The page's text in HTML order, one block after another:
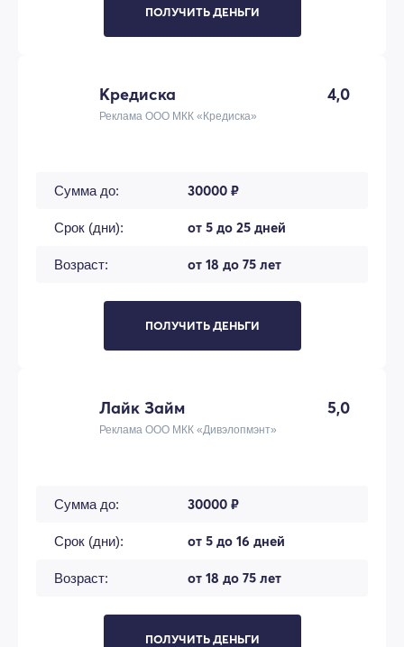
ПОЛУЧИТЬ ДЕНЬГИ
Кредиска 4,0
Реклама ООО МКК «Кредиска»
Сумма до: 30000 ₽
Срок (дни): от 5 до 25 дней
Возраст: от 18 до 75 лет
ПОЛУЧИТЬ ДЕНЬГИ
Лайк Займ 5,0
Реклама ООО МКК «Дивэлопмэнт»
Сумма до: 30000 ₽
Срок (дни): от 5 до 16 дней
Возраст: от 18 до 75 лет
ПОЛУЧИТЬ ДЕНЬГИ